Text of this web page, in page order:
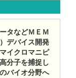
タなどＭＥＭ
デバイス開発
イクロマニピ
分子を捕捉し
バイオ分野へ